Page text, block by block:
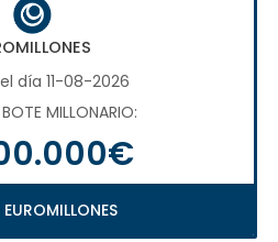
día 11-08-2026
MILLONARIO: